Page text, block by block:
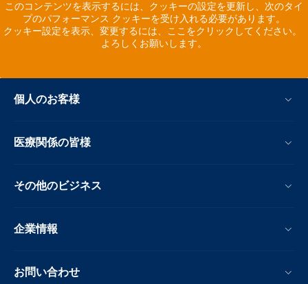
このコンテンツを表示するには、クッキーの設定を更新し、次のタイ
プのパフォーマンス クッキーを受け入れる必要があります。
クッキー設定を表示、変更するには、ここをクリックしてください。
よろしくお願いします。
個人のお客様
医療関係の皆様
その他のビジネス
企業情報
お問い合わせ